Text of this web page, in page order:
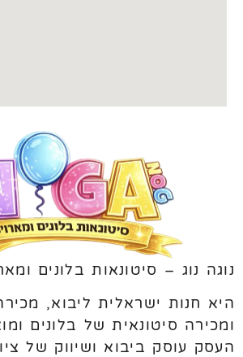
נוגה נוג – סיטונאות בלונים
היא חנות ישראלית ליבוא,
ומכירה סיטונאית של בלונים
העסק עוסק ביבוא ושיווק של